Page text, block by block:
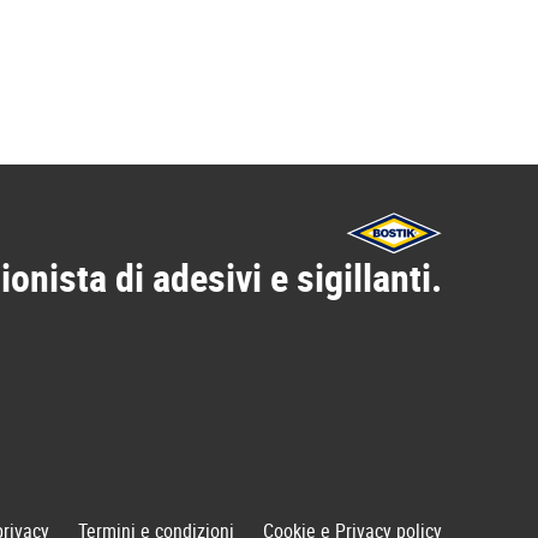
di adesivi e sigillanti.
Termini e condizioni Cookie e Privacy policy